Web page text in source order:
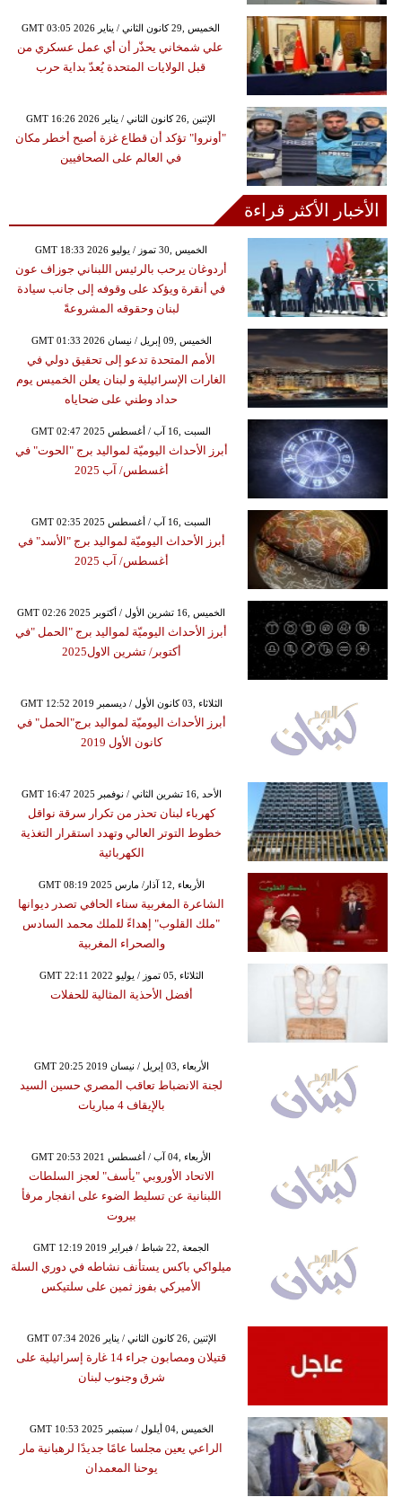
GMT 03:05 2026 الخميس ,29 كانون الثاني / يناير
علي شمخاني يحذّر أن أي عمل عسكري من
قبل الولايات المتحدة يُعدّ بداية حرب
GMT 16:26 2026 الإثنين ,26 كانون الثاني / يناير
"أونروا" تؤكد أن قطاع غزة أصبح أخطر مكان
في العالم على الصحافيين
الأخبار الأكثر قراءة
GMT 18:33 2026 الخميس ,30 تموز / يوليو
أردوغان يرحب بالرئيس اللبناني جوزاف عون
في أنقرة ويؤكد على وقوفه إلى جانب سيادة
لبنان وحقوقه المشروعةً
GMT 01:33 2026 الخميس ,09 إبريل / نيسان
الأمم المتحدة تدعو إلى تحقيق دولي في
الغارات الإسرائيلية و لبنان يعلن الخميس يوم
حداد وطني على ضحاياه
GMT 02:47 2025 السبت ,16 آب / أغسطس
أبرز الأحداث اليوميّة لمواليد برج "الحوت" في
أغسطس/ آب 2025
GMT 02:35 2025 السبت ,16 آب / أغسطس
أبرز الأحداث اليوميّة لمواليد برج "الأسد" في
أغسطس/ آب 2025
GMT 02:26 2025 الخميس ,16 تشرين الأول / أكتوبر
أبرز الأحداث اليوميّة لمواليد برج "الحمل "في
أكتوبر/ تشرين الاول2025
GMT 12:52 2019 الثلاثاء ,03 كانون الأول / ديسمبر
أبرز الأحداث اليوميّة لمواليد برج"الحمل" في
كانون الأول 2019
GMT 16:47 2025 الأحد ,16 تشرين الثاني / نوفمبر
كهرباء لبنان تحذر من تكرار سرقة نواقل
خطوط التوتر العالي وتهدد استقرار التغذية
الكهربائية
GMT 08:19 2025 الأربعاء ,12 آذار/ مارس
الشاعرة المغربية سناء الحافي تصدر ديوانها
"ملك القلوب" إهداءً للملك محمد السادس
والصحراء المغربية
GMT 22:11 2022 الثلاثاء ,05 تموز / يوليو
أفضل الأحذية المثالية للحفلات
GMT 20:25 2019 الأربعاء ,03 إبريل / نيسان
لجنة الانضباط تعاقب المصري حسين السيد
بالإيقاف 4 مباريات
GMT 20:53 2021 الأربعاء ,04 آب / أغسطس
الاتحاد الأوروبي "يأسف" لعجز السلطات
اللبنانية عن تسليط الضوء على انفجار مرفأ
بيروت
GMT 12:19 2019 الجمعة ,22 شباط / فبراير
ميلواكي باكس يستأنف نشاطه في دوري السلة
الأميركي بفوز ثمين على سلتيكس
GMT 07:34 2026 الإثنين ,26 كانون الثاني / يناير
قتيلان ومصابون جراء 14 غارة إسرائيلية على
شرق وجنوب لبنان
GMT 10:53 2025 الخميس ,04 أيلول / سبتمبر
الراعي يعين مجلسا عامًا جديدًا لرهبانية مار
يوحنا المعمدان